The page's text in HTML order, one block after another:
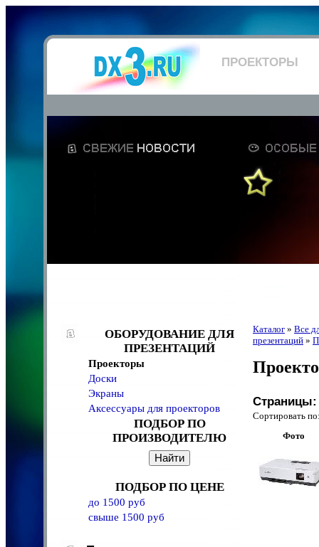
ПРОЕКТОРЫ
ОБОРУДОВАНИЕ ДЛЯ
ПРЕЗЕНТАЦИЙ
Проекторы
Доски
Экраны
Аксессуары для проекторов
ПОДБОР ПО
ПРОИЗВОДИТЕЛЮ
ПОДБОР ПО ЦЕНЕ
до 1500 руб
свыше 1500 руб
Каталог » Все
презентаций »
Страницы:
Сортировать
Фото